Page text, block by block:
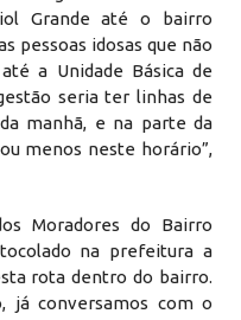
Grande até o bairro
pessoas idosas que não
a Unidade Básica de
seria ter linhas de
manhã, e na parte da
menos neste horário”,
Moradores do Bairro
na prefeitura a
rota dentro do bairro.
já conversamos com o